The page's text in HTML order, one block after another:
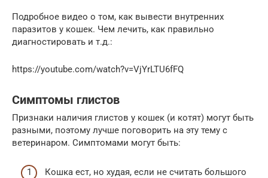
Подробное видео о том, как вывести внутренних
паразитов у кошек. Чем лечить, как правильно
диагностировать и т.д.:
https://youtube.com/watch?v=VjYrLTU6fFQ
Симптомы глистов
Признаки наличия глистов у кошек (и котят) могут быть
разными, поэтому лучше поговорить на эту тему с
ветеринаром. Симптомами могут быть:
Кошка ест, но худая, если не считать большого